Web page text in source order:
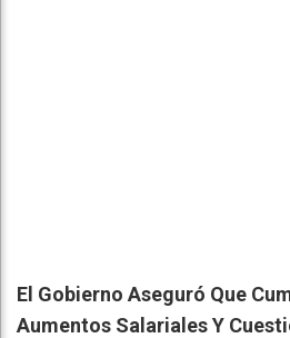
El Gobierno Aseguró Que
Aumentos Salariales Y